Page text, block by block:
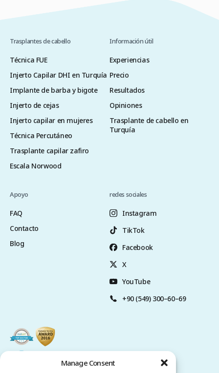
Manage Consent
Trasplantes de cabello
Técnica FUE
Injerto Capilar DHI en Turquía
Implante de barba y bigote
Injerto de cejas
Injerto capilar en mujeres
Técnica Percutáneo
Trasplante capilar zafiro
Escala Norwood
Información útil
Experiencias
Precio
Resultados
Opiniones
Trasplante de cabello en
Turquía
Apoyo
FAQ
Contacto
Blog
redes sociales
Instagram
TikTok
Facebook
X
YouTube
+90 (549) 300–60–69